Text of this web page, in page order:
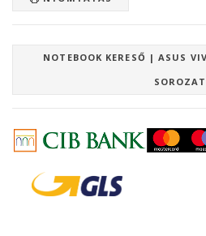
NOTEBOOK KERESŐ | ASUS
SOROZAT